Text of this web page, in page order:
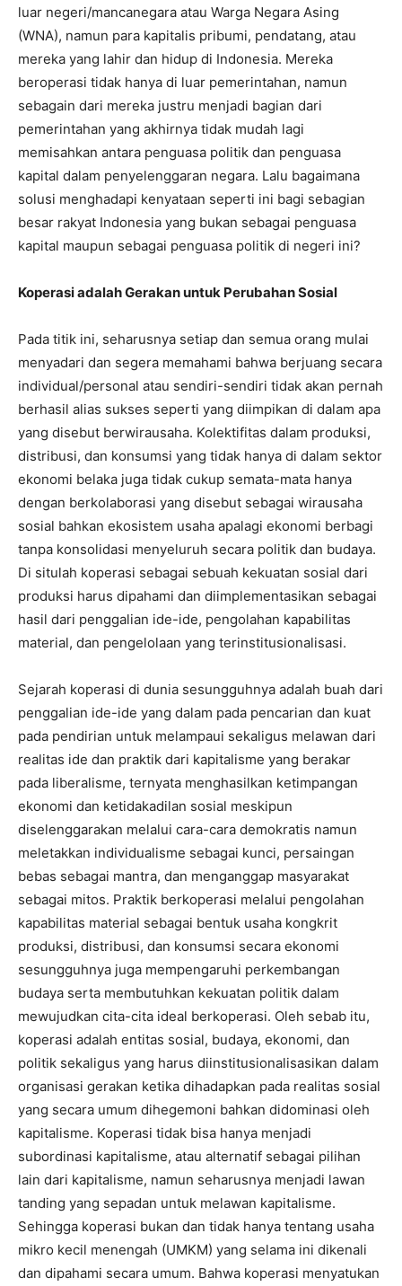
luar negeri/mancanegara atau Warga Negara Asing
(WNA), namun para kapitalis pribumi, pendatang, atau
mereka yang lahir dan hidup di Indonesia. Mereka
beroperasi tidak hanya di luar pemerintahan, namun
sebagain dari mereka justru menjadi bagian dari
pemerintahan yang akhirnya tidak mudah lagi
memisahkan antara penguasa politik dan penguasa
kapital dalam penyelenggaran negara. Lalu bagaimana
solusi menghadapi kenyataan seperti ini bagi sebagian
besar rakyat Indonesia yang bukan sebagai penguasa
kapital maupun sebagai penguasa politik di negeri ini?
Koperasi adalah Gerakan untuk Perubahan Sosial
Pada titik ini, seharusnya setiap dan semua orang mulai
menyadari dan segera memahami bahwa berjuang secara
individual/personal atau sendiri-sendiri tidak akan pernah
berhasil alias sukses seperti yang diimpikan di dalam apa
yang disebut berwirausaha. Kolektifitas dalam produksi,
distribusi, dan konsumsi yang tidak hanya di dalam sektor
ekonomi belaka juga tidak cukup semata-mata hanya
dengan berkolaborasi yang disebut sebagai wirausaha
sosial bahkan ekosistem usaha apalagi ekonomi berbagi
tanpa konsolidasi menyeluruh secara politik dan budaya.
Di situlah koperasi sebagai sebuah kekuatan sosial dari
produksi harus dipahami dan diimplementasikan sebagai
hasil dari penggalian ide-ide, pengolahan kapabilitas
material, dan pengelolaan yang terinstitusionalisasi.
Sejarah koperasi di dunia sesungguhnya adalah buah dari
penggalian ide-ide yang dalam pada pencarian dan kuat
pada pendirian untuk melampaui sekaligus melawan dari
realitas ide dan praktik dari kapitalisme yang berakar
pada liberalisme, ternyata menghasilkan ketimpangan
ekonomi dan ketidakadilan sosial meskipun
diselenggarakan melalui cara-cara demokratis namun
meletakkan individualisme sebagai kunci, persaingan
bebas sebagai mantra, dan menganggap masyarakat
sebagai mitos. Praktik berkoperasi melalui pengolahan
kapabilitas material sebagai bentuk usaha kongkrit
produksi, distribusi, dan konsumsi secara ekonomi
sesungguhnya juga mempengaruhi perkembangan
budaya serta membutuhkan kekuatan politik dalam
mewujudkan cita-cita ideal berkoperasi. Oleh sebab itu,
koperasi adalah entitas sosial, budaya, ekonomi, dan
politik sekaligus yang harus diinstitusionalisasikan dalam
organisasi gerakan ketika dihadapkan pada realitas sosial
yang secara umum dihegemoni bahkan didominasi oleh
kapitalisme. Koperasi tidak bisa hanya menjadi
subordinasi kapitalisme, atau alternatif sebagai pilihan
lain dari kapitalisme, namun seharusnya menjadi lawan
tanding yang sepadan untuk melawan kapitalisme.
Sehingga koperasi bukan dan tidak hanya tentang usaha
mikro kecil menengah (UMKM) yang selama ini dikenali
dan dipahami secara umum. Bahwa koperasi menyatukan